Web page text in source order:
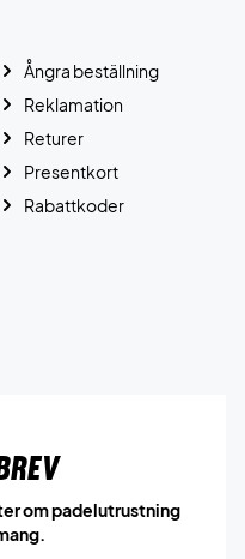
Ångra beställning
Reklamation
Returer
Presentkort
Rabattkoder
om padelutrustning